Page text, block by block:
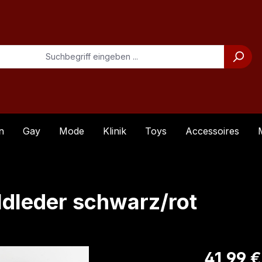
Gay Mode Klinik Toys Accessoires
schwarz/rot
Regulärer